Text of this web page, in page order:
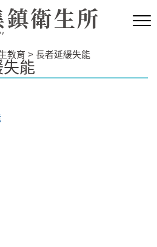
衛生所
教育 > 長者延緩失能
能